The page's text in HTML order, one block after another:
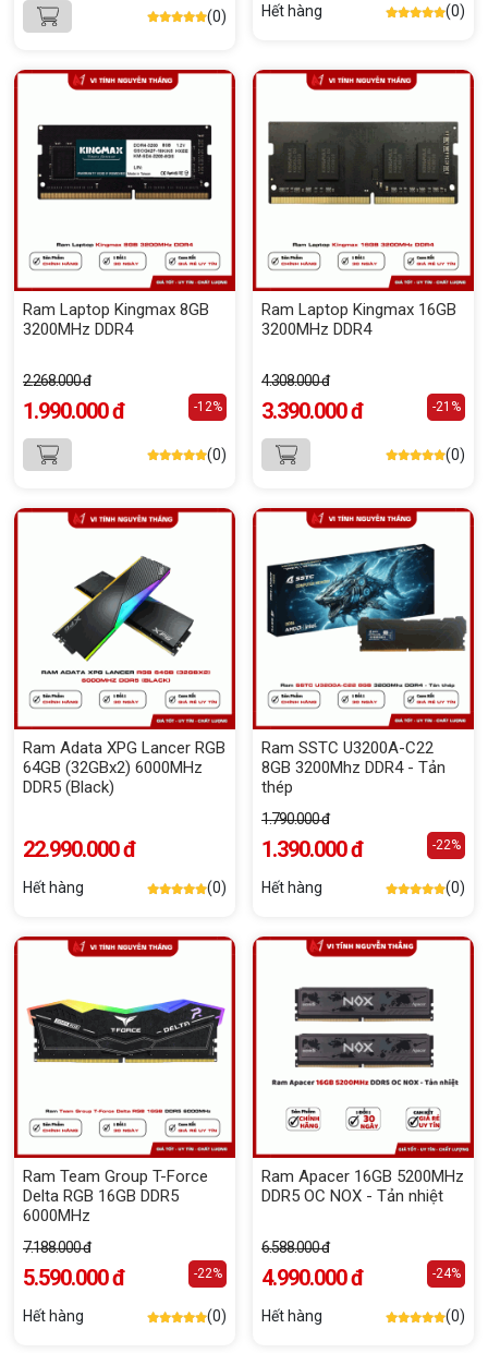
(0) Hết hàng (0)
Ram Laptop Kingmax 8GB
3200MHz DDR4
2.268.000 đ
1.990.000 đ -12%
(0)
Ram Laptop Kingmax 16GB
3200MHz DDR4
4.308.000 đ
3.390.000 đ -21%
(0)
Ram Adata XPG Lancer RGB
64GB (32GBx2) 6000MHz
DDR5 (Black)
22.990.000 đ
Hết hàng (0)
Ram SSTC U3200A-C22
8GB 3200Mhz DDR4 - Tản
thép
1.790.000 đ
1.390.000 đ -22%
Hết hàng (0)
Ram Team Group T-Force
Delta RGB 16GB DDR5
6000MHz
7.188.000 đ
5.590.000 đ -22%
Hết hàng (0)
Ram Apacer 16GB 5200MHz
DDR5 OC NOX - Tản nhiệt
6.588.000 đ
4.990.000 đ -24%
Hết hàng (0)